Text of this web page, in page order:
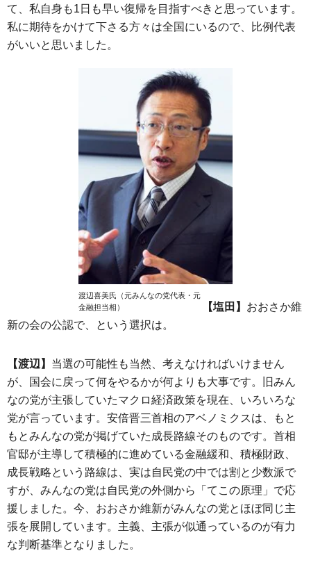
て、私自身も1日も早い復帰を目指すべきと思っています。
私に期待をかけて下さる方々は全国にいるので、比例代表
がいいと思いました。
渡辺喜美氏（元みんなの党代表・元
金融担当相）
【塩田】 おおさか維
新の会の公認で、という選択は。
【渡辺】 当選の可能性も当然、考えなければいけません
が、国会に戻って何をやるかが何よりも大事です。旧みん
なの党が主張していたマクロ経済政策を現在、いろいろな
党が言っています。安倍晋三首相のアベノミクスは、もと
もとみんなの党が掲げていた成長路線そのものです。首相
官邸が主導して積極的に進めている金融緩和、積極財政、
成長戦略という路線は、実は自民党の中では割と少数派で
すが、みんなの党は自民党の外側から「てこの原理」で応
援しました。今、おおさか維新がみんなの党とほぼ同じ主
張を展開しています。主義、主張が似通っているのが有力
な判断基準となりました。